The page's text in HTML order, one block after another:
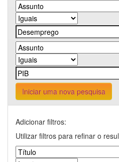
Iniciar uma nova pesquisa
Adicionar filtros:
Utilizar filtros para refinar o